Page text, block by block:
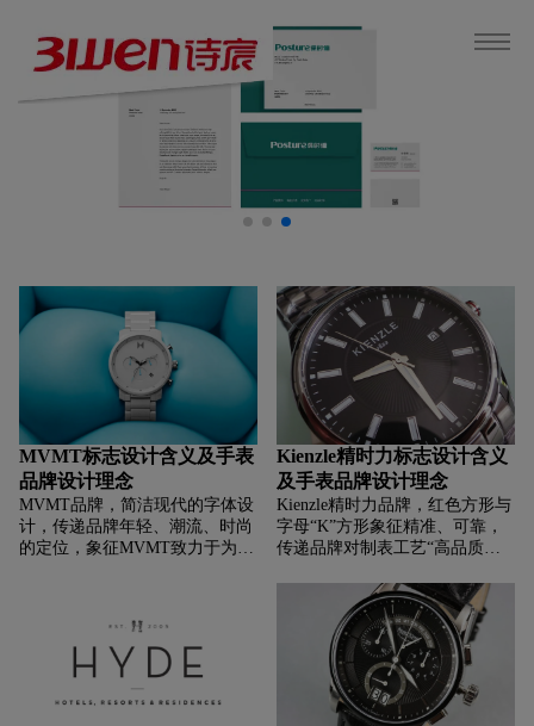
MVMT标志设计含义及手表
品牌设计理念
MVMT品牌，‌‌‌简洁现代的字体设
计，传递品牌年轻、潮流、时尚
的定位，象征MVMT致力于为年
式，推动潮流前行”的理念。
Kienzle精时力标志设计含义
及手表品牌设计理念
Kienzle精时力品牌，‌‌‌红色方形与
字母“K”方形象征精准、可靠，
传递品牌对制表工艺“高品质、
目且具有识别性，强化品牌符
号，体现德系制表的严谨与传